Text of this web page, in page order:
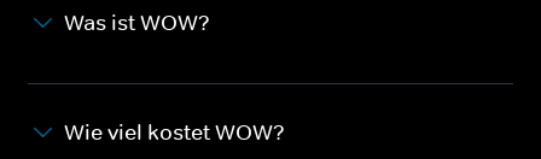
Was ist WOW?
Wie viel kostet WOW?